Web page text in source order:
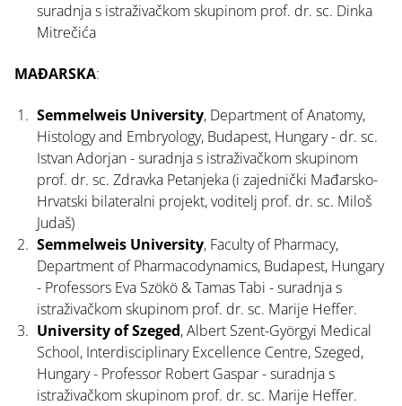
suradnja s istraživačkom skupinom prof. dr. sc. Dinka
Mitrečića
MAĐARSKA:
Semmelweis University, Department of Anatomy,
Histology and Embryology, Budapest, Hungary - dr. sc.
Istvan Adorjan - suradnja s istraživačkom skupinom
prof. dr. sc. Zdravka Petanjeka (i zajednički Mađarsko-
Hrvatski bilateralni projekt, voditelj prof. dr. sc. Miloš
Judaš)
Semmelweis University, Faculty of Pharmacy,
Department of Pharmacodynamics, Budapest, Hungary
- Professors Eva Szökö & Tamas Tabi - suradnja s
istraživačkom skupinom prof. dr. sc. Marije Heffer.
University of Szeged, Albert Szent-Györgyi Medical
School, Interdisciplinary Excellence Centre, Szeged,
Hungary - Professor Robert Gaspar - suradnja s
istraživačkom skupinom prof. dr. sc. Marije Heffer.